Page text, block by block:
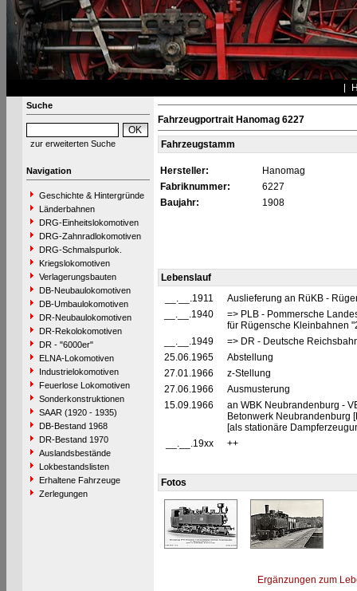
Suche
zur erweiterten Suche
Navigation
Geschichte & Hintergründe
Länderbahnen
DRG-Einheitslokomotiven
DRG-Zahnradlokomotiven
DRG-Schmalspurlok.
Kriegslokomotiven
Verlagerungsbauten
DB-Neubaulokomotiven
DB-Umbaulokomotiven
DR-Neubaulokomotiven
DR-Rekolokomotiven
DR - "6000er"
ELNA-Lokomotiven
Industrielokomotiven
Feuerlose Lokomotiven
Sonderkonstruktionen
SAAR (1920 - 1935)
DB-Bestand 1968
DR-Bestand 1970
Auslandsbestände
Lokbestandslisten
Erhaltene Fahrzeuge
Zerlegungen
Fahrzeugportrait Hanomag 6227
Fahrzeugstamm
Hersteller:
Hanomag
Fabriknummer:
6227
Baujahr:
1908
Lebenslauf
__.__.1911
Auslieferung an RüKB -
__.__.1940
=> PLB - Pommersche
für Rügensche Kleinbahnen
__.__.1949
=> DR - Deutsche
25.06.1965
Abstellung
27.01.1966
z-Stellung
27.06.1966
Ausmusterung
15.09.1966
an WBK Neubrandenburg -
Betonwerk Neubrandenburg
[als stationäre
__.__.19xx
++
Fotos
Ergänzungen zum